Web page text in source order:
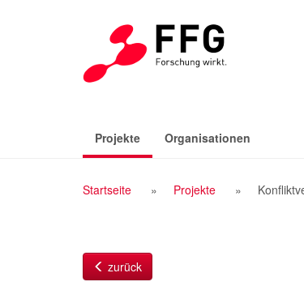
Projekte(aktiv)Organisationen
Breadcrumb
Startseite Projekte
zurück